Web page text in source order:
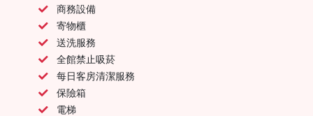
商務設備
寄物櫃
送洗服務
全館禁止吸菸
每日客房清潔服務
保險箱
電梯